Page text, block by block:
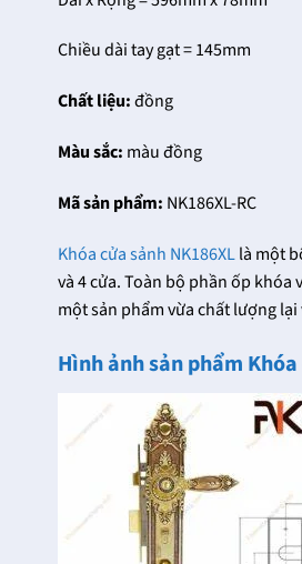
Chiều dài tay gạt = 145mm
Chất liệu:đồng
Màu sắc: màu đồng
Mã sản phẩm: NK186XL-RC
Khóa cửa sảnh NK186XLlà một
và 4 cửa. Toàn bộ phần ốp khóa
một sản phẩm vừa chất lượng
Hình ảnh sản phẩm